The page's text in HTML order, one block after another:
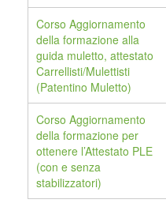
Corso Aggiornamento
della formazione alla
guida muletto, attestato
Carrellisti/Mulettisti
(Patentino Muletto)
Corso Aggiornamento
della formazione per
ottenere l’Attestato PLE
(con e senza
stabilizzatori)